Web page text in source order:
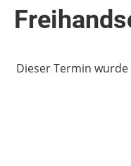
Dieser Termin wurde